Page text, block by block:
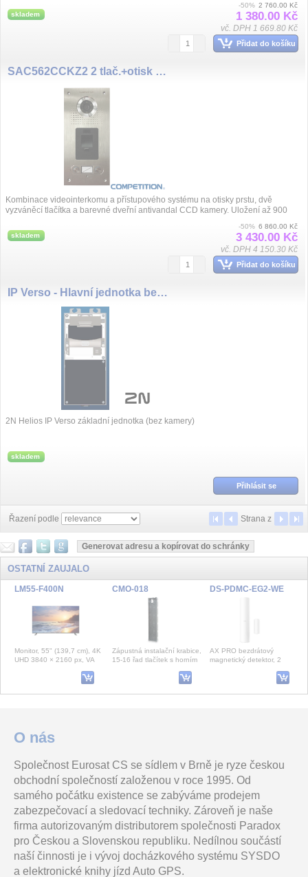
skladem
-50% 2 760.00 Kč
1 380.00 Kč
vč. DPH 1 669.80 Kč
Přidat do košíku
SAC562CCKZ2 2 tlač.+otisk prst
Kombinace videointerkomu a přístupového systému na otisky prstu, dvě
vyzváněcí tlačítka a barevné dveřní antivandal CCD kamery. Uložení až 900
skladem
-50% 6 860.00 Kč
3 430.00 Kč
vč. DPH 4 150.30 Kč
Přidat do košíku
IP Verso - Hlavní jednotka bez kamery
2N Helios IP Verso základní jednotka (bez kamery)
skladem
Přihlásit se
Řazení podle Strana z
OSTATNÍ ZAUJALO
LM55-F400N
Monitor, 55" (139,7 cm), 4K
UHD 3840 × 2160 px, VA
CMO-018
Zápustná instalační krabice,
15-16 řad tlačítek s horním
DS-PDMC-EG2-WE
AX PRO bezdrátový
magnetický detektor, 2
Varifokální objektiv 5-50mm,
F1.4 auto-clona řízená
napětím, INFRA
kompatibilní pro DEN/NOC
Inteligentní senzor kvality
ovzduší. Zařízení umožňuje
spouštění automatizačních
scénà
Držák SAFE 75C je určen
pro hasicí sprej SAFE 750.
držáky jsou urče
103.00 Kč
vč. DPH 124.63 Kč
DS-2CD3386G2-ISU(2.8mm)(H)(eF) Grandstream GWN7624 přístupový bod
O nás
Společnost Eurosat CS se sídlem v Brně je ryze českou
obchodní společností založenou v roce 1995. Od
samého počátku existence se zabýváme prodejem
zabezpečovací a sledovací techniky. Zároveň je naše
firma autorizovaným distributorem společnosti Paradox
pro Českou a Slovenskou republiku. Nedílnou součástí
naší činnosti je i vývoj docházkového systému SYSDO
a elektronické knihy jízd Auto GPS.